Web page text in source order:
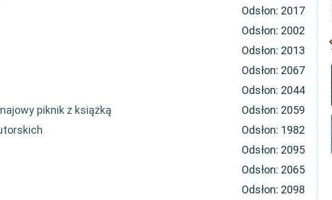
Odsłon: 2017
Odsłon: 2002
Odsłon: 2013
Odsłon: 2067
Odsłon: 2044
piknik z książką
Odsłon: 2059
Odsłon: 1982
Odsłon: 2095
Odsłon: 2065
Odsłon: 2098